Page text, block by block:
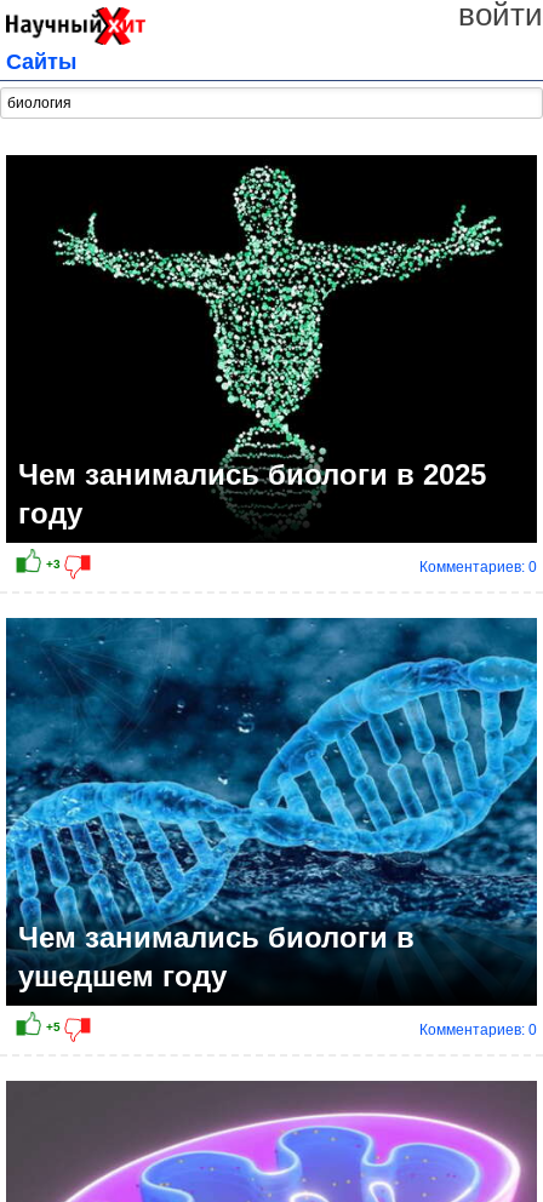
войти
Сайты
Чем занимались биологи в 2025
году
Комментариев: 0
Чем занимались биологи в
ушедшем году
Комментариев: 0